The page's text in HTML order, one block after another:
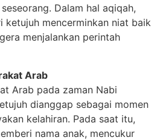
Dalam hal aqiqah,
ketujuh mencerminkan niat baik
menjalankan perintah
Arab
Arab pada zaman Nabi
dianggap sebagai momen
kelahiran. Pada saat itu,
nama anak, mencukur